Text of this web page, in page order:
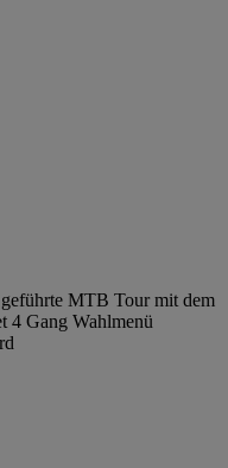
MTB Tour mit dem
4 Gang Wahlmenü